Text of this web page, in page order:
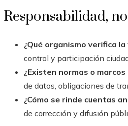
Responsabilidad,
¿Qué organismo verifica
control y participación
¿Existen normas o
de datos, obligaciones de
¿Cómo se rinde cuentas
de corrección y difusión